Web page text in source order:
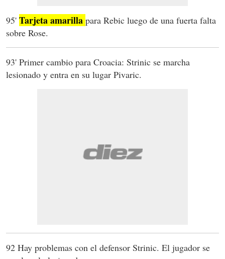
95' Tarjeta amarilla para Rebic luego de una fuerta falta
sobre Rose.
93' Primer cambio para Croacia: Strinic se marcha
lesionado y entra en su lugar Pivaric.
92 Hay problemas con el defensor Strinic. El jugador se